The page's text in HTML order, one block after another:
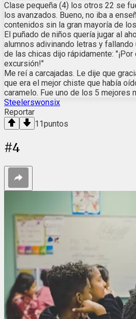
Clase pequeña (4) los otros 22 se
los avanzados. Bueno, no iba a
contenidos sin la gran mayoría de
El puñado de niños quería jugar al
alumnos adivinando letras y fallando
de las chicas dijo rápidamente:
excursión!"
Me reí a carcajadas. Le dije que
que era el mejor chiste que había
caramelo. Fue uno de los 5 mejores
Steelerswonsix
Reportar
11puntos
#4